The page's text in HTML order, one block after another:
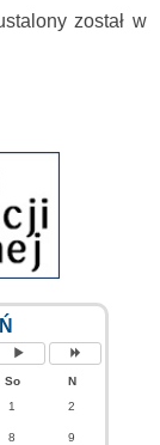
został w
So
N
1
2
8 9